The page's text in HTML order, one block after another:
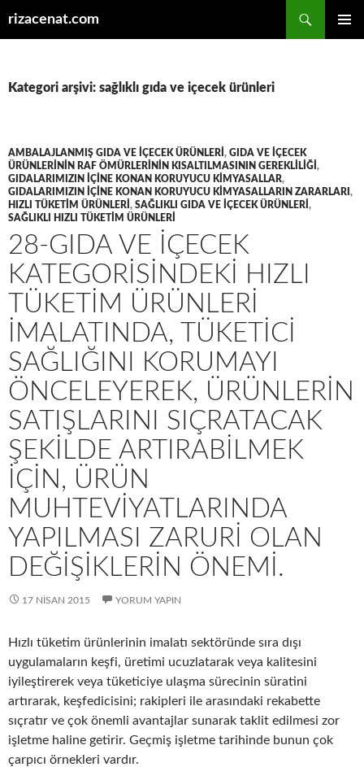
rizacenat.com
Kategori arşivi: sağlıklı gıda ve içecek ürünleri
AMBALAJLANMIŞ GIDA VE IÇECEK ÜRÜNLERI , GIDA VE IÇECEK
ÜRÜNLERININ RAF ÖMÜRLERININ KISALTILMASININ GEREKLILIĞI ,
GIDALARIMIZIN IÇINE KONAN KORUYUCU KIMYASALLAR,
GIDALARIMIZIN IÇINE KONAN KORUYUCU KIMYASALLARIN ZARARLARI ,
HIZLI TÜKETIM ÜRÜNLERI , SAĞLIKLI GIDA VE IÇECEK ÜRÜNLERI ,
SAĞLIKLI HIZLI TÜKETIM ÜRÜNLERI
28-GIDA VE IÇECEK
KATEGORISINDEKI HIZLI
TÜKETIM ÜRÜNLERI
IMALATINDA, TÜKETICI
SAĞLIĞINI KORUMAYI
ÖNCELEYEREK, ÜRÜNLERIN
SATIŞLARINI SIÇRATACAK
ŞEKILDE ARTIRABILMEK
IÇIN, ÜRÜN
MUHTEVIYATLARINDA
YAPILMASI ZARURI OLAN
DEĞIŞIKLERIN ÖNEMI.
17 NISAN 2015 YORUM YAPIN
Hızlı tüketim ürünlerinin imalatı sektöründe sıra dışı
uygulamaların keşfi, üretimi ucuzlatarak veya kalitesini
iyileştirerek veya tüketiciye ulaşma sürecinin süratini
artırarak, keşfedicisini; rakipleri ile arasındaki rekabette
sıçratır ve çok önemli avantajlar sunarak taklit edilmesi zor
işletme haline getirir. Geçmiş işletme tarihinde bunun çok
çarpıcı örnekleri vardır.